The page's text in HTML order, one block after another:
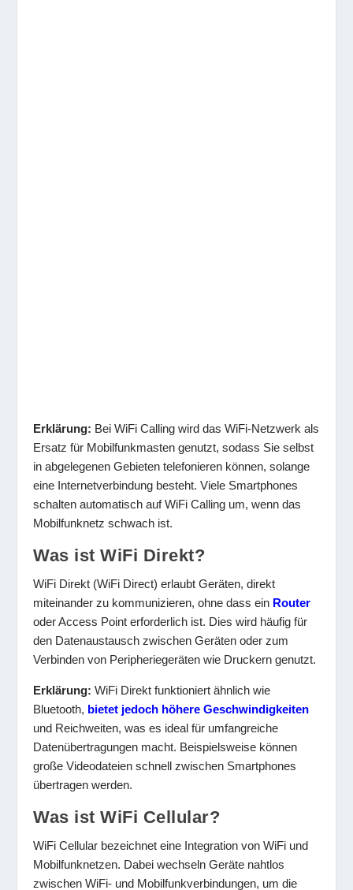
Erklärung: Bei WiFi Calling wird das WiFi-Netzwerk als
Ersatz für Mobilfunkmasten genutzt, sodass Sie selbst
in abgelegenen Gebieten telefonieren können, solange
eine Internetverbindung besteht. Viele Smartphones
schalten automatisch auf WiFi Calling um, wenn das
Mobilfunknetz schwach ist.
Was ist WiFi Direkt?
WiFi Direkt (WiFi Direct) erlaubt Geräten, direkt
miteinander zu kommunizieren, ohne dass ein Router
oder Access Point erforderlich ist. Dies wird häufig für
den Datenaustausch zwischen Geräten oder zum
Verbinden von Peripheriegeräten wie Druckern genutzt.
Erklärung: WiFi Direkt funktioniert ähnlich wie
Bluetooth, bietet jedoch höhere Geschwindigkeiten
und Reichweiten, was es ideal für umfangreiche
Datenübertragungen macht. Beispielsweise können
große Videodateien schnell zwischen Smartphones
übertragen werden.
Was ist WiFi Cellular?
WiFi Cellular bezeichnet eine Integration von WiFi und
Mobilfunknetzen. Dabei wechseln Geräte nahtlos
zwischen WiFi- und Mobilfunkverbindungen, um die